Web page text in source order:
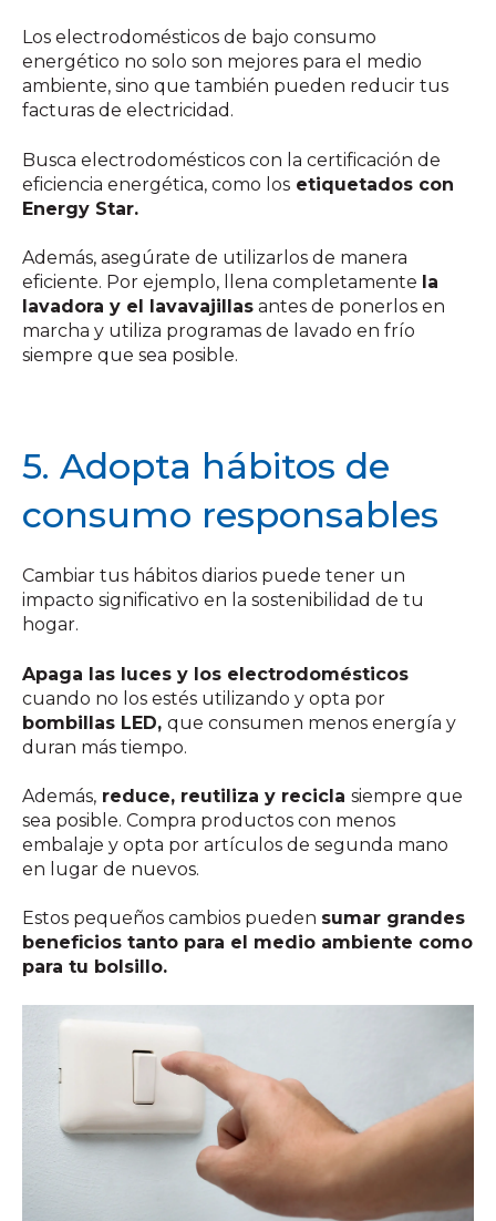
Los electrodomésticos de bajo consumo
energético no solo son mejores para el medio
ambiente, sino que también pueden reducir tus
facturas de electricidad.
Busca electrodomésticos con la certificación de
eficiencia energética, como los etiquetados con
Energy Star.
Además, asegúrate de utilizarlos de manera
eficiente. Por ejemplo, llena completamente la
lavadora y el lavavajillas antes de ponerlos en
marcha y utiliza programas de lavado en frío
siempre que sea posible.
5. Adopta hábitos de
consumo responsables
Cambiar tus hábitos diarios puede tener un
impacto significativo en la sostenibilidad de tu
hogar.
Apaga las luces y los electrodomésticos
cuando no los estés utilizando y opta por
bombillas LED, que consumen menos energía y
duran más tiempo.
Además, reduce, reutiliza y recicla siempre que
sea posible. Compra productos con menos
embalaje y opta por artículos de segunda mano
en lugar de nuevos.
Estos pequeños cambios pueden sumar grandes
beneficios tanto para el medio ambiente como
para tu bolsillo.